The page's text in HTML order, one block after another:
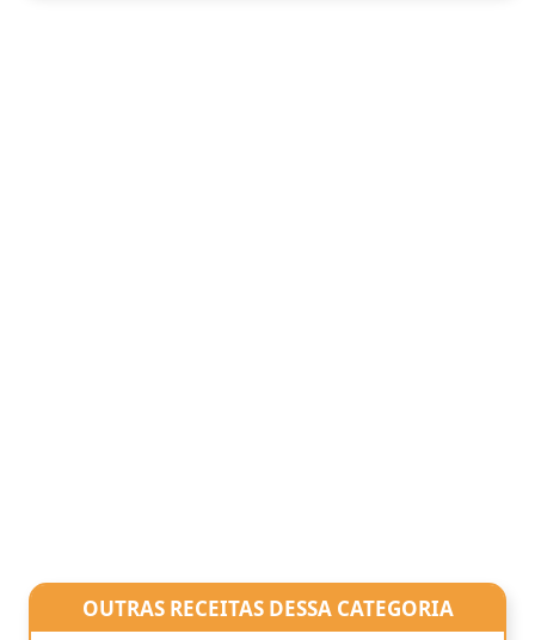
OUTRAS RECEITAS DESSA CATEGORIA